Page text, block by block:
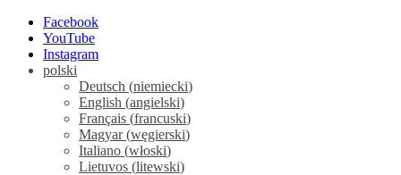
Skip
content
Facebook
YouTube
Instagram
polski
Deutsch (niemiecki)
English (angielski)
Français (francuski)
Magyar(węgierski)
Italiano (włoski)
Lietuvos (litewski)